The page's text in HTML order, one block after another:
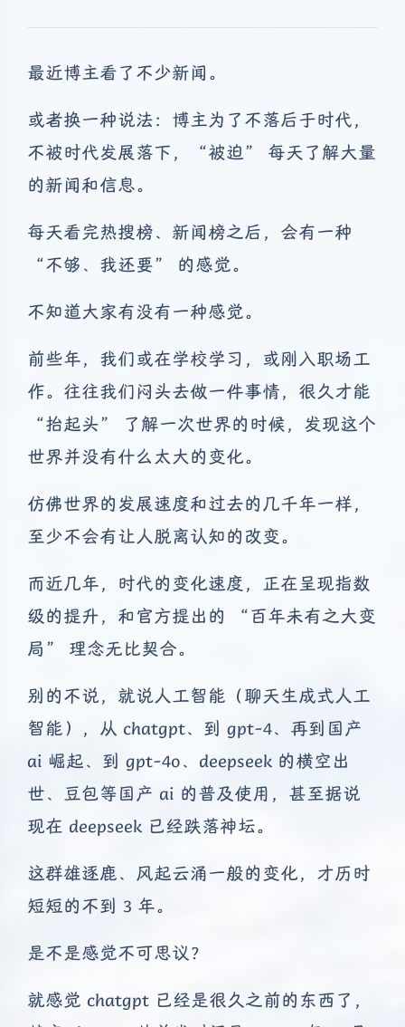
最近博主看了不少新闻。
或者换一种说法：博主为了不落后于时代，
不被时代发展落下，“被迫” 每天了解大量
的新闻和信息。
每天看完热搜榜、新闻榜之后，会有一种
“不够、我还要” 的感觉。
不知道大家有没有一种感觉。
前些年，我们或在学校学习，或刚入职场工
作。往往我们闷头去做一件事情，很久才能
“抬起头” 了解一次世界的时候，发现这个
世界并没有什么太大的变化。
仿佛世界的发展速度和过去的几千年一样，
至少不会有让人脱离认知的改变。
而近几年，时代的变化速度，正在呈现指数
级的提升，和官方提出的 “百年未有之大变
局” 理念无比契合。
别的不说，就说人工智能（聊天生成式人工
智能），从 chatgpt、到 gpt-4、再到国产
ai 崛起、到 gpt-4o、deepseek 的横空出
世、豆包等国产 ai 的普及使用，甚至据说
现在 deepseek 已经跌落神坛。
这群雄逐鹿、风起云涌一般的变化，才历时
短短的不到 3 年。
是不是感觉不可思议？
就感觉 chatgpt 已经是很久之前的东西了，